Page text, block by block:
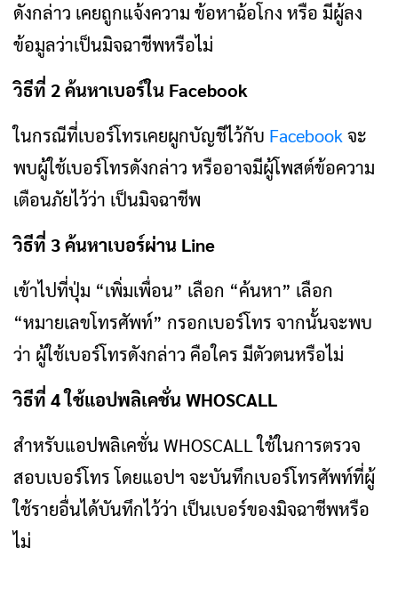
ดังกล่าว เคยถูกแจ้งความ ข้อหาฉ้อโกง หรือ มีผู้ลง
ข้อมูลว่าเป็นมิจฉาชีพหรือไม่
วิธีที่ 2 ค้นหาเบอร์ใน Facebook
ในกรณีที่เบอร์โทรเคยผูกบัญชีไว้กับ Facebook จะ
พบผู้ใช้เบอร์โทรดังกล่าว หรืออาจมีผู้โพสต์ข้อความ
เตือนภัยไว้ว่า เป็นมิจฉาชีพ
วิธีที่ 3 ค้นหาเบอร์ผ่าน Line
เข้าไปที่ปุ่ม “เพิ่มเพื่อน” เลือก “ค้นหา” เลือก
“หมายเลขโทรศัพท์” กรอกเบอร์โทร จากนั้นจะพบ
ว่า ผู้ใช้เบอร์โทรดังกล่าว คือใคร มีตัวตนหรือไม่
วิธีที่ 4 ใช้แอปพลิเคชั่น WHOSCALL
สำหรับแอปพลิเคชั่น WHOSCALL ใช้ในการตรวจ
สอบเบอร์โทร โดยแอปฯ จะบันทึกเบอร์โทรศัพท์ที่ผู้
ใช้รายอื่นได้บันทึกไว้ว่า เป็นเบอร์ของมิจฉาชีพหรือ
ไม่